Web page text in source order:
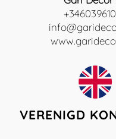
VERENIGD